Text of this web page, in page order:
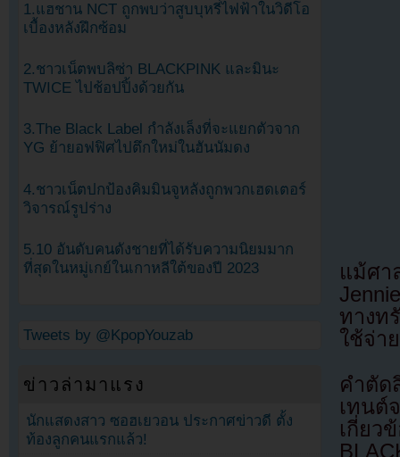
แม้ศา
ทางท
ใช้จ่า
คำตัด
เทนต์
เกี่ยว
1.แฮชาน NCT ถูกพบว่าสูบบุหรี่ไฟฟ้าในวิดีโอ
เบื้องหลังฝึกซ้อม
2.ชาวเน็ตพบลิซ่า BLACKPINK และมินะ
TWICE ไปช้อปปิ้งด้วยกัน
3.The Black Label กำลังเล็งที่จะแยกตัวจาก
YG ย้ายอฟฟิศไปตึกใหม่ในฮันนัมดง
4.ชาวเน็ตปกป้องคิมมินจูหลังถูกพวกเฮดเตอร์
วิจารณ์รูปร่าง
5.10 อันดับคนดังชายที่ได้รับความนิยมมาก
ที่สุดในหมู่เกย์ในเกาหลีใต้ของปี 2023
Tweets by @KpopYouzab
ข่าวล่ามาแรง
นักแสดงสาว ซอฮเยวอน ประกาศข่าวดี ตั้ง
ท้องลูกคนแรกแล้ว!